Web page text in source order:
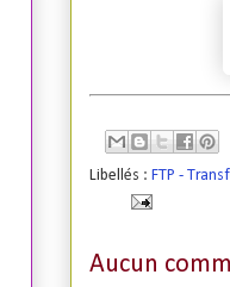
Libellés : FTP -
Aucun